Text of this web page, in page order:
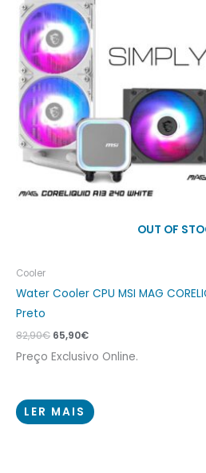
OUT OF
Cooler
Water Cooler CPU MSI MAG
Preto
82,90€ 65,90€
Preço Exclusivo Online.
LER MAIS